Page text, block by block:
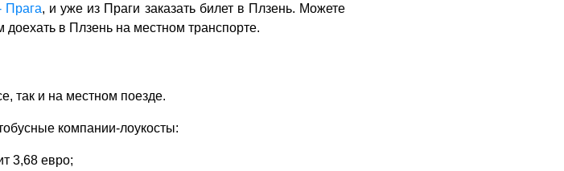
Прага, и уже из Праги заказать билет в Плзень. Можете
доехать в Плзень на местном транспорте.
так и на местном поезде.
компании-лоукосты:
3,68 евро;